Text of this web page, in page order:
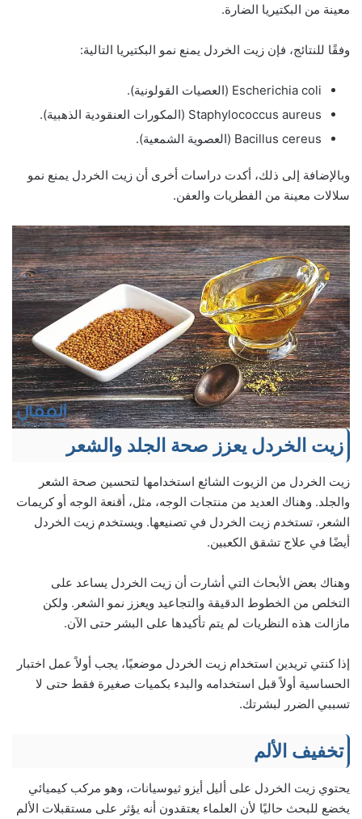
معينة من البكتيريا الضارة.
وفقًا للنتائج، فإن زيت الخردل يمنع نمو البكتيريا التالية:
Escherichia coli (العصيات القولونية).
Staphylococcus aureus (المكورات العنقودية الذهبية).
Bacillus cereus (العصوية الشمعية).
وبالإضافة إلى ذلك، أكدت دراسات أخرى أن زيت الخردل يمنع نمو
سلالات معينة من الفطريات والعفن.
زيت الخردل يعزز صحة الجلد والشعر
زيت الخردل من الزيوت الشائع استخدامها لتحسين صحة الشعر
والجلد. وهناك العديد من منتجات الوجه، مثل، أقنعة الوجه أو كريمات
الشعر، تستخدم زيت الخردل في تصنيعها. ويستخدم زيت الخردل
أيضًا في علاج تشقق الكعبين.
وهناك بعض الأبحاث التي أشارت أن زيت الخردل يساعد على
التخلص من الخطوط الدقيقة والتجاعيد ويعزز نمو الشعر. ولكن
مازالت هذه النظريات لم يتم تأكيدها على البشر حتى الآن.
إذا كنتي تريدين استخدام زيت الخردل موضعيًا، يجب أولاً عمل اختبار
الحساسية أولاً قبل استخدامه والبدء بكميات صغيرة فقط حتى لا
تسببي الضرر لبشرتك.
تخفيف الألم
يحتوي زيت الخردل على أليل أيزو ثيوسيانات، وهو مركب كيميائي
يخضع للبحث حاليًا لأن العلماء يعتقدون أنه يؤثر على مستقبلات الألم